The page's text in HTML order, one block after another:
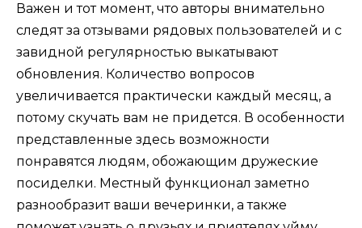
Важен и тот момент, что авторы внимательно
следят за отзывами рядовых пользователей и с
завидной регулярностью выкатывают
обновления. Количество вопросов
увеличивается практически каждый месяц, а
потому скучать вам не придется. В особенности
представленные здесь возможности
понравятся людям, обожающим дружеские
посиделки. Местный функционал заметно
разнообразит ваши вечеринки, а также